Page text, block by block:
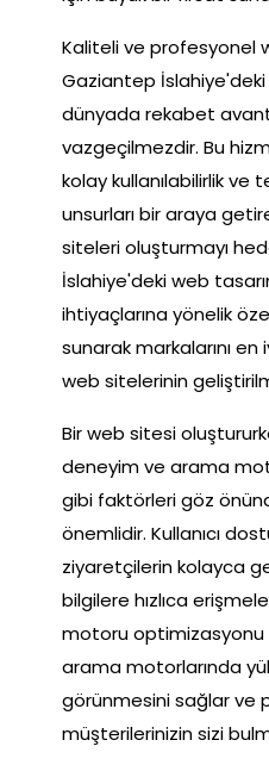
Kaliteli ve profesyonel
Gaziantep
dünyada rekabet
vazgeçilmezdir. Bu
kolay kullanılabilirlik ve
unsurları bir araya
siteleri oluşturmayı
İslahiye'deki web
ihtiyaçlarına yönelik
sunarak markalarını
web sitelerinin
Bir web sitesi
deneyim ve arama
gibi faktörleri göz
önemlidir. Kullanıcı
ziyaretçilerin kolayca
bilgilere hızlıca
motoru optimizasyonu
arama motorlarında
görünmesini sağlar ve
müşterilerinizin sizi